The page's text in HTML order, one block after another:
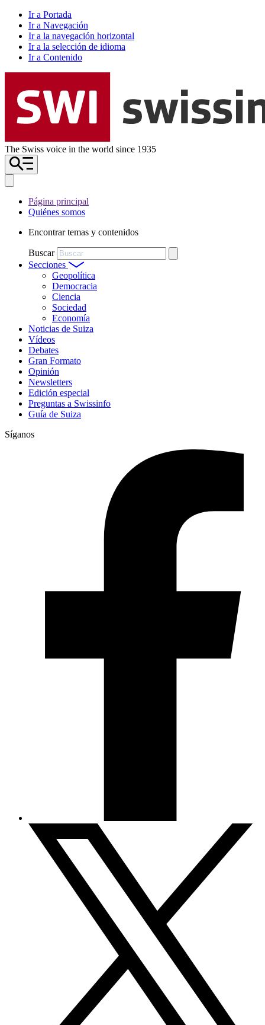
Ir a Portada
Ir a Navegación
Ir a la navegación horizontal
Ir a la selección de idioma
Ir a Contenido
The Swiss voice in the world since 1935
Página principal
Quiénes somos
Encontrar temas y contenidos
Buscar
Secciones
Geopolítica
Democracia
Ciencia
Sociedad
Economía
Noticias de Suiza
Vídeos
Debates
Gran Formato
Opinión
Newsletters
Edición especial
Preguntas a Swissinfo
Guía de Suiza
Síganos